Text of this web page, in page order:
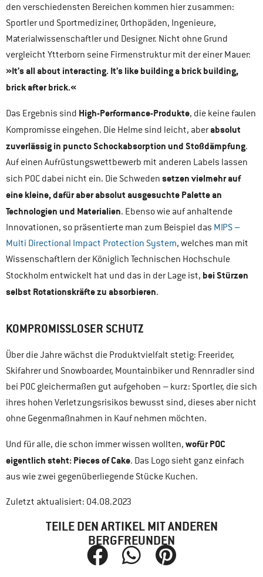
den verschiedensten Bereichen kommen hier zusammen:
Sportler und Sportmediziner, Orthopäden, Ingenieure,
Materialwissenschaftler und Designer. Nicht ohne Grund
vergleicht Ytterborn seine Firmenstruktur mit der einer Mauer:
»It’s all about interacting. It’s like building a brick building,
brick after brick.«
Das Ergebnis sind High-Performance-Produkte, die keine faulen
Kompromisse eingehen. Die Helme sind leicht, aberabsolut
zuverlässig in puncto Schockabsorption und Stoßdämpfung.
Auf einen Aufrüstungswettbewerb mit anderen Labels lassen
sich POC dabei nicht ein. Die Schweden setzen vielmehr auf
eine kleine, dafür aber absolut ausgesuchte Palette an
Technologien und Materialien. Ebenso wie auf anhaltende
Innovationen, so präsentierte man zum Beispiel das MIPS –
Multi Directional Impact Protection System, welches man mit
Wissenschaftlern der Königlich Technischen Hochschule
Stockholm entwickelt hat und das in der Lage ist, bei Stürzen
selbst Rotationskräfte zu absorbieren.
KOMPROMISSLOSER SCHUTZ
Über die Jahre wächst die Produktvielfalt stetig: Freerider,
Skifahrer und Snowboarder, Mountainbiker und Rennradler sind
bei POC gleichermaßen gut aufgehoben – kurz: Sportler, die sich
ihres hohen Verletzungsrisikos bewusst sind, dieses aber nicht
ohne Gegenmaßnahmen in Kauf nehmen möchten.
Und für alle, die schon immer wissen wollten, wofür POC
eigentlich steht: Pieces of Cake. Das Logo sieht ganz einfach
aus wie zwei gegenüberliegende Stücke Kuchen.
Zuletzt aktualisiert: 04.08.2023
TEILE DEN ARTIKEL MIT ANDEREN
BERGFREUNDEN